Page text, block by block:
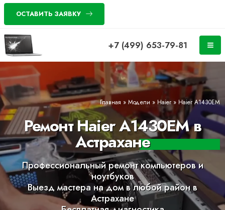
ОСТАВИТЬ ЗАЯВКУ
+7 (499) 653-79-81
Главная » Модели » Haier» Haier A1430EM
Ремонт Haier A1430EM в
Астрахане
Профессиональный ремонт компьютеров и
ноутбуков
Выезд мастера на дом в любой район в
Астрахане